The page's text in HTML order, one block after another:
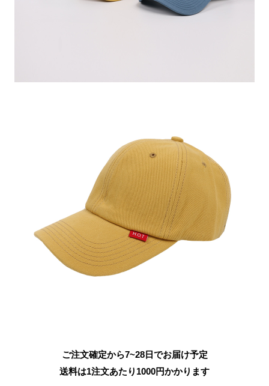
ご注文確定から7~28日でお届け予定
送料は1注文あたり 1000円かかります